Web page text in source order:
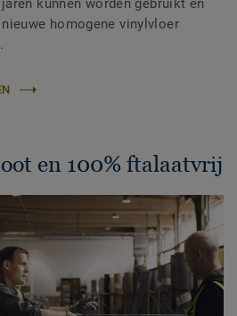
kunnen worden gebruikt en
homogene vinylvloer
en 100% ftalaatvrij